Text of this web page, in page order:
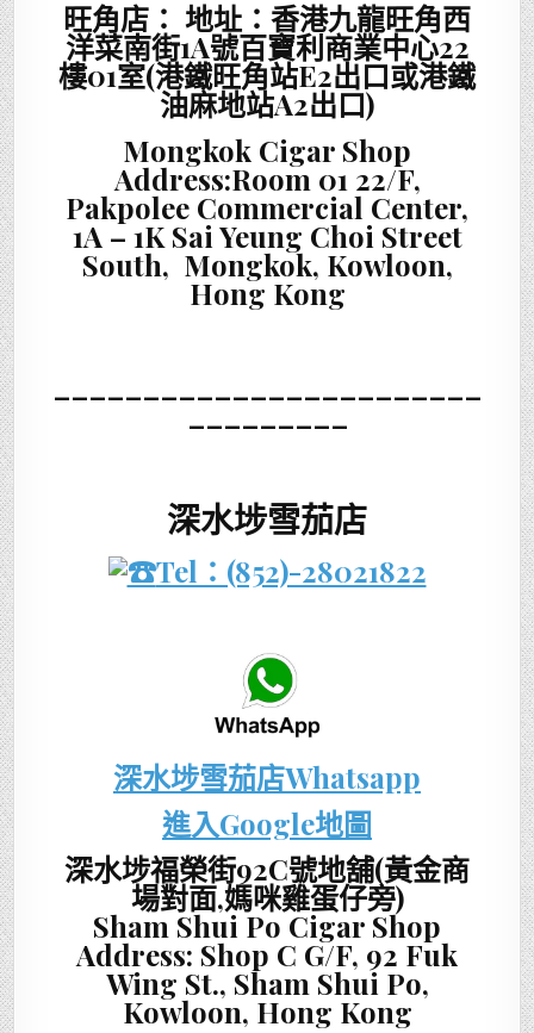
旺角店： 地址：香港九龍旺角西
洋菜南街1A號百寶利商業中心22
樓01室(港鐵旺角站E2出口或港鐵
油麻地站A2出口)
Mongkok Cigar Shop
Address:Room 01 22/F,
Pakpolee Commercial Center,
1A – 1K Sai Yeung Choi Street
South, Mongkok, Kowloon,
Hong Kong
_________
深水埗雪茄店
Tel：(852)-28021822
深水埗雪茄店Whatsapp
進入Google地圖
深水埗福榮街92C號地舖(黃金商
場對面,媽咪雞蛋仔旁)
Sham Shui Po Cigar Shop
Address: Shop C G/F, 92 Fuk
Wing St., Sham Shui Po,
Kowloon, Hong Kong